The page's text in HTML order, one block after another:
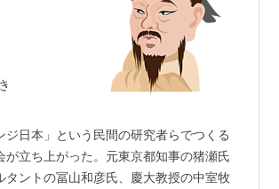
ジ日本」という民間の研究者らでつくる
が立ち上がった。元東京都知事の猪瀬氏
タントの冨山和彦氏、慶大教授の中室牧